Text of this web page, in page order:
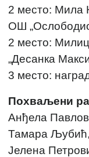
2 место: Мила
OШ
2 место:
„Десанка
3 место:
Похваљени
Анђела
Тамара Љубић,
Јелена